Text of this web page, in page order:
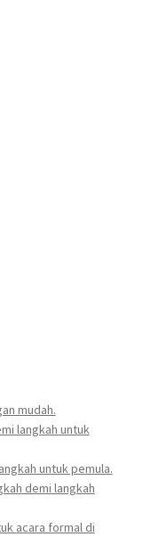
mudah.
langkah untuk
untuk pemula.
demi langkah
acara formal di